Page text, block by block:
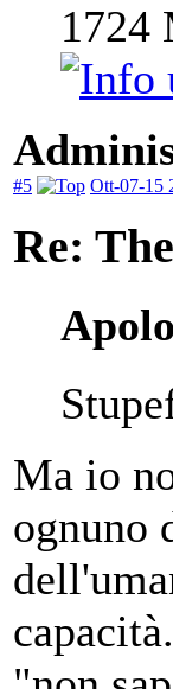
1724
#5 Ott-07-15
Re:
Ma io
ognuno